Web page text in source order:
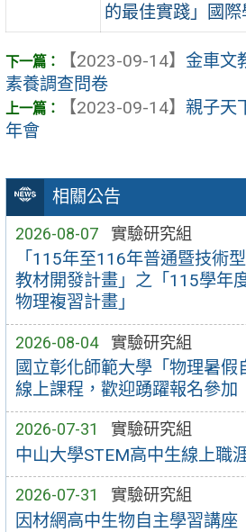
相關公告
2026-08-07 實驗研究組
「115年至116年普通暨技術
教材開發計畫」之「115學年
物理複習計畫」
2026-08-04 實驗研究組
國立彰化師範大學「物理暑假
線上課程，歡迎踴躍報名參加
2026-07-31 實驗研究組
中山大學STEM高中生線上職
2026-07-31 實驗研究組
因材網高中生物自主學習講座
的最佳實踐」國
【2023-09-14】 金車文
素養調查問卷
【2023-09-14】 親子天
年會